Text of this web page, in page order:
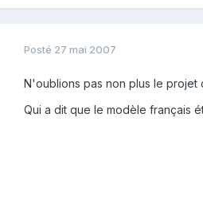
Posté 27 mai 2007
N'oublions pas non plus le projet
Qui a dit que le modèle français